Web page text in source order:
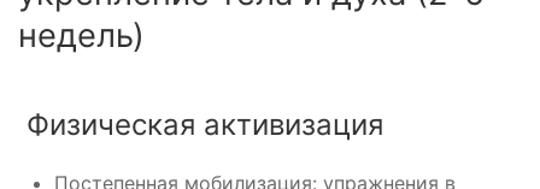
недель)
Физическая активизация
Постепенная мобилизация: упражнения в